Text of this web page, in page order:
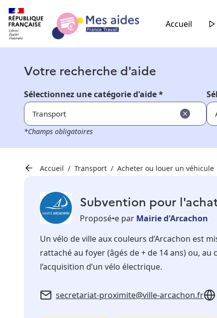
Accueil
Votre recherche d'aide
Sélectionnez une catégorie d'aide *
Transport
*Champs obligatoires
Accueil Transport Acheter ou louer un véhicule
Subvention pour
Proposé•e par Mairie d'Arcachon
Un vélo de ville aux couleurs d’Arcachon est
rattaché au foyer (âgés de + de 14 ans) ou,
l’acquisition d’un vélo électrique.
secretariat-proximite@ville-arcachon.fr